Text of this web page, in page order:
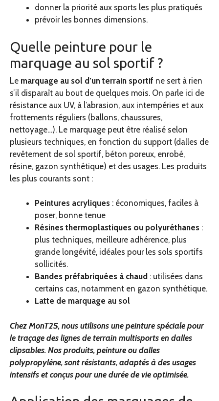
donner la priorité aux sports les plus pratiqués
prévoir les bonnes dimensions.
Quelle peinture pour le
marquage au sol sportif ?
Le marquage au sol d’un terrain sportif ne sert à rien
s’il disparaît au bout de quelques mois. On parle ici de
résistance aux UV, à l’abrasion, aux intempéries et aux
frottements réguliers (ballons, chaussures,
nettoyage…). Le marquage peut être réalisé selon
plusieurs techniques, en fonction du support (dalles de
revêtement de sol sportif, béton poreux, enrobé,
résine, gazon synthétique) et des usages. Les produits
les plus courants sont :
Peintures acryliques : économiques, faciles à
poser, bonne tenue
Résines thermoplastiques ou polyuréthanes :
plus techniques, meilleure adhérence, plus
grande longévité, idéales pour les sols sportifs
sollicités.
Bandes préfabriquées à chaud : utilisées dans
certains cas, notamment en gazon synthétique.
Latte de marquage au sol
Chez MonT2S, nous utilisons une peinture spéciale pour
le traçage des lignes de terrain multisports en dalles
clipsables. Nos produits, peinture ou dalles
polypropylène, sont résistants, adaptés à des usages
intensifs et conçus pour une durée de vie optimisée.